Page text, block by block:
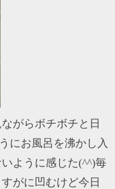
がらボチボチと日
にお風呂を沸かし入
ように感じた(^^)毎
がに凹むけど今日